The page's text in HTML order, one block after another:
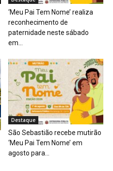
‘Meu Pai Tem Nome’ realiza
reconhecimento de
paternidade neste sábado
em...
Destaque
São Sebastião recebe mutirão
‘Meu Pai Tem Nome’ em
agosto para...